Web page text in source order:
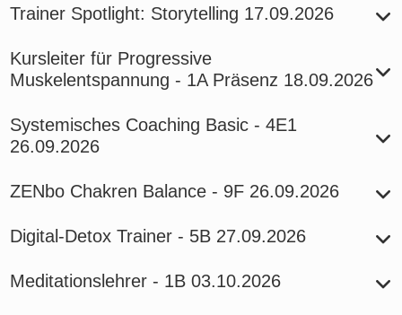
Trainer Spotlight: Storytelling 17.09.2026
Kursleiter für Progressive
Muskelentspannung - 1A Präsenz 18.09.2026
Systemisches Coaching Basic - 4E1
26.09.2026
ZENbo Chakren Balance - 9F 26.09.2026
Digital-Detox Trainer - 5B 27.09.2026
Meditationslehrer - 1B 03.10.2026